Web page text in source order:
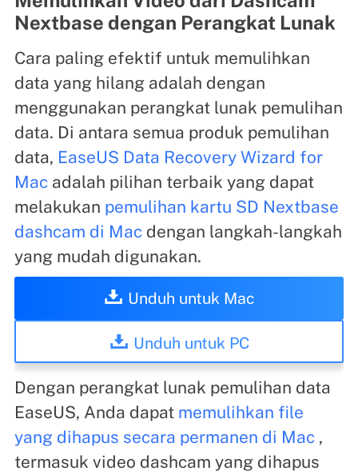
Nextbase dengan Perangkat Lunak
Cara paling efektif untuk memulihkan
data yang hilang adalah dengan
menggunakan perangkat lunak pemulihan
data. Di antara semua produk pemulihan
data, EaseUS Data Recovery Wizard for
Macadalah pilihan terbaik yang dapat
melakukan pemulihan kartu SD Nextbase
dashcam di Macdengan langkah-langkah
yang mudah digunakan.
Unduh untuk Mac
Unduh untuk PC
Dengan perangkat lunak pemulihan data
EaseUS, Anda dapat memulihkan file
yang dihapus secara permanen di Mac,
termasuk video dashcam yang dihapus